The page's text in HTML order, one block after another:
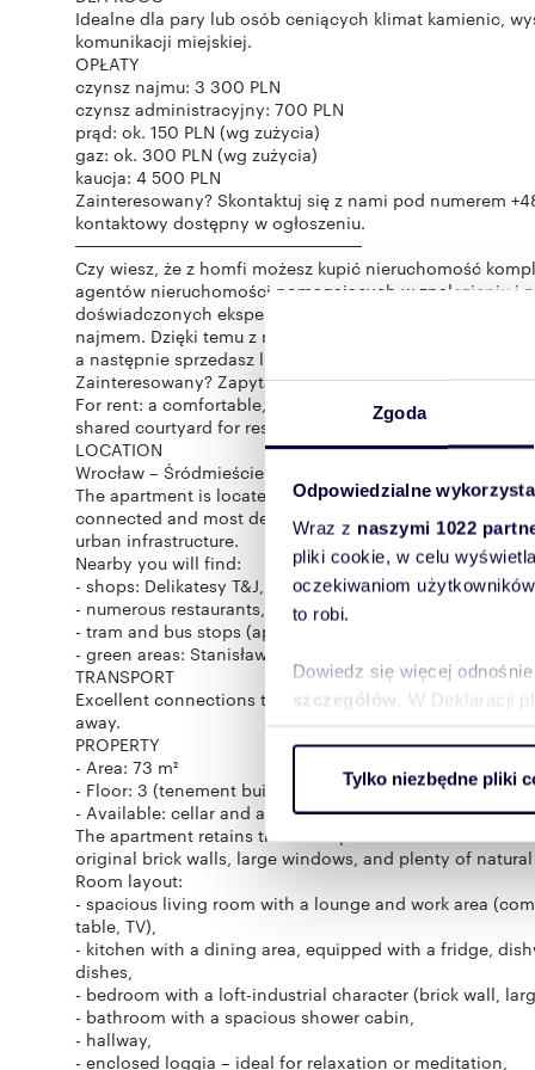
Zgoda
Odpowiedzialne
Wraz z naszymi 1022
pliki cookie, w celu
oczekiwaniom
to robi.
Dowiedz się więcej
szczegółów . W Deklaracji
ruch w naszej witrynie.
reklamowym i
uzyskanymi podczas
Tylko niezbędne pliki
Idealne dla pary lub osób ceniących klimat kamienic,
komunikacji miejskiej.
OPŁATY
czynsz najmu: 3 300 PLN
czynsz administracyjny: 700 PLN
prąd: ok. 150 PLN (wg zużycia)
gaz: ok. 300 PLN (wg zużycia)
kaucja: 4 500 PLN
Zainteresowany? Skontaktuj się z nami pod numerem
kontaktowy dostępny w ogłoszeniu.
────────────────────────
Czy wiesz, że z homfi możesz kupić nieruchomość
agentów nieruchomości pomagających w znalezieniu i
doświadczonych ekspertów kredytowych, zdolnych
najmem. Dzięki temu z nami znajdziesz nieruchomość,
a następnie sprzedasz lub wynajmiesz z opcją
Zainteresowany? Zapytaj opiekuna oferty o szczegóły.
For rent: a comfortable, fully furnished 2-room
shared courtyard for residents.
LOCATION
Wrocław – Śródmieście / Nadodrze | Pomorska Street
The apartment is located on the 3rd floor of a charming
connected and most desirable locations in Wrocław,
urban infrastructure.
Nearby you will find:
- shops: Delikatesy T&J, Żabka, Duży Ben, Biedronka,
- numerous restaurants, cafés, and service points,
- tram and bus stops (approx. 300–400 m),
- green areas: Stanisław Staszic Park, Sybiraków Square,
TRANSPORT
Excellent connections to the entire city by public
away.
PROPERTY
- Area: 73 m²
- Floor: 3 (tenement building without elevator)
- Available: cellar and access to parking spaces in the
The apartment retains the atmosphere of a classic
original brick walls, large windows, and plenty of
Room layout:
- spacious living room with a lounge and work area
table, TV),
- kitchen with a dining area, equipped with a fridge,
dishes,
- bedroom with a loft-industrial character (brick wall,
- bathroom with a spacious shower cabin,
- hallway,
- enclosed loggia – ideal for relaxation or meditation,